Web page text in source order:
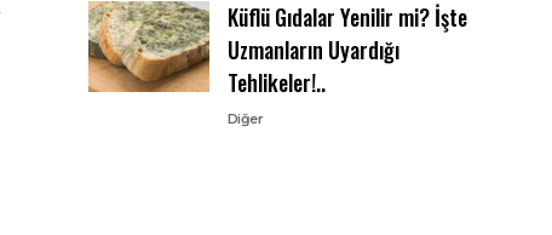
Küflü Gıdalar Yenilir mi? İşte
Uzmanların Uyardığı
Tehlikeler!..
Diğer